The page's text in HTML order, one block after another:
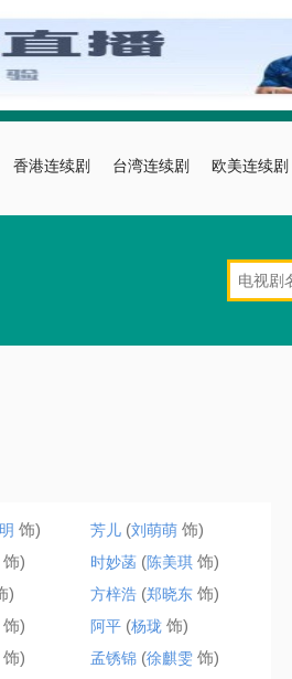
香港连续剧 台湾连续剧 欧美连续剧
饰) 芳儿 (刘萌萌 饰)
饰) 时妙菡 (陈美琪 饰)
) 方梓浩 (郑晓东 饰)
饰) 阿平 (杨珑 饰)
饰) 孟锈锦 (徐麒雯 饰)